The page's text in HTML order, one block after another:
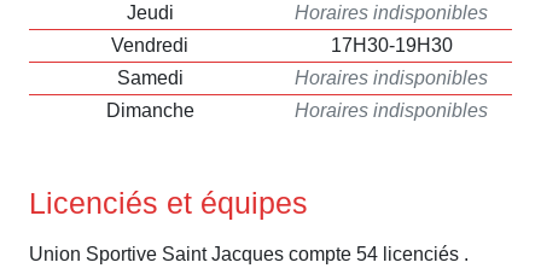
Jeudi
Horaires indisponibles
Vendredi
17H30-19H30
Samedi
Horaires indisponibles
Dimanche
Horaires indisponibles
Licenciés et équipes
Union Sportive Saint Jacques compte 54 licenciés .